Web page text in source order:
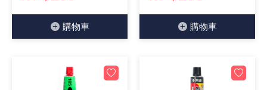
購物⾞ 購物⾞